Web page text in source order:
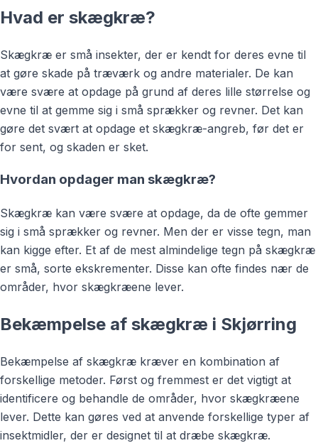
Hvad er skægkræ?
Skægkræ er små insekter, der er kendt for deres evne til
at gøre skade på træværk og andre materialer. De kan
være svære at opdage på grund af deres lille størrelse og
evne til at gemme sig i små sprækker og revner. Det kan
gøre det svært at opdage et skægkræ-angreb, før det er
for sent, og skaden er sket.
Hvordan opdager man skægkræ?
Skægkræ kan være svære at opdage, da de ofte gemmer
sig i små sprækker og revner. Men der er visse tegn, man
kan kigge efter. Et af de mest almindelige tegn på skægkræ
er små, sorte ekskrementer. Disse kan ofte findes nær de
områder, hvor skægkræene lever.
Bekæmpelse af skægkræ i Skjørring
Bekæmpelse af skægkræ kræver en kombination af
forskellige metoder. Først og fremmest er det vigtigt at
identificere og behandle de områder, hvor skægkræene
lever. Dette kan gøres ved at anvende forskellige typer af
insektmidler, der er designet til at dræbe skægkræ.